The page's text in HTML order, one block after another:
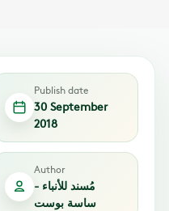
Publish date
30 September
2018
Author
مُسند للأنباء -
ساسة بوست